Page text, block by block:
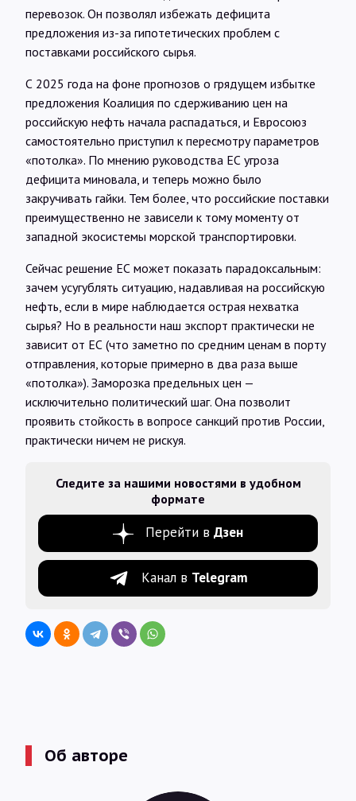
перевозок. Он позволял избежать дефицита
предложения из-за гипотетических проблем с
поставками российского сырья.
С 2025 года на фоне прогнозов о грядущем избытке
предложения Коалиция по сдерживанию цен на
российскую нефть начала распадаться, и Евросоюз
самостоятельно приступил к пересмотру параметров
«потолка». По мнению руководства ЕС угроза
дефицита миновала, и теперь можно было
закручивать гайки. Тем более, что российские поставки
преимущественно не зависели к тому моменту от
западной экосистемы морской транспортировки.
Сейчас решение ЕС может показать парадоксальным:
зачем усугублять ситуацию, надавливая на российскую
нефть, если в мире наблюдается острая нехватка
сырья? Но в реальности наш экспорт практически не
зависит от ЕС (что заметно по средним ценам в порту
отправления, которые примерно в два раза выше
«потолка»). Заморозка предельных цен —
исключительно политический шаг. Она позволит
проявить стойкость в вопросе санкций против России,
практически ничем не рискуя.
Следите за нашими новостями в удобном
формате
Перейти в Дзен
Канал в Telegram
Об авторе